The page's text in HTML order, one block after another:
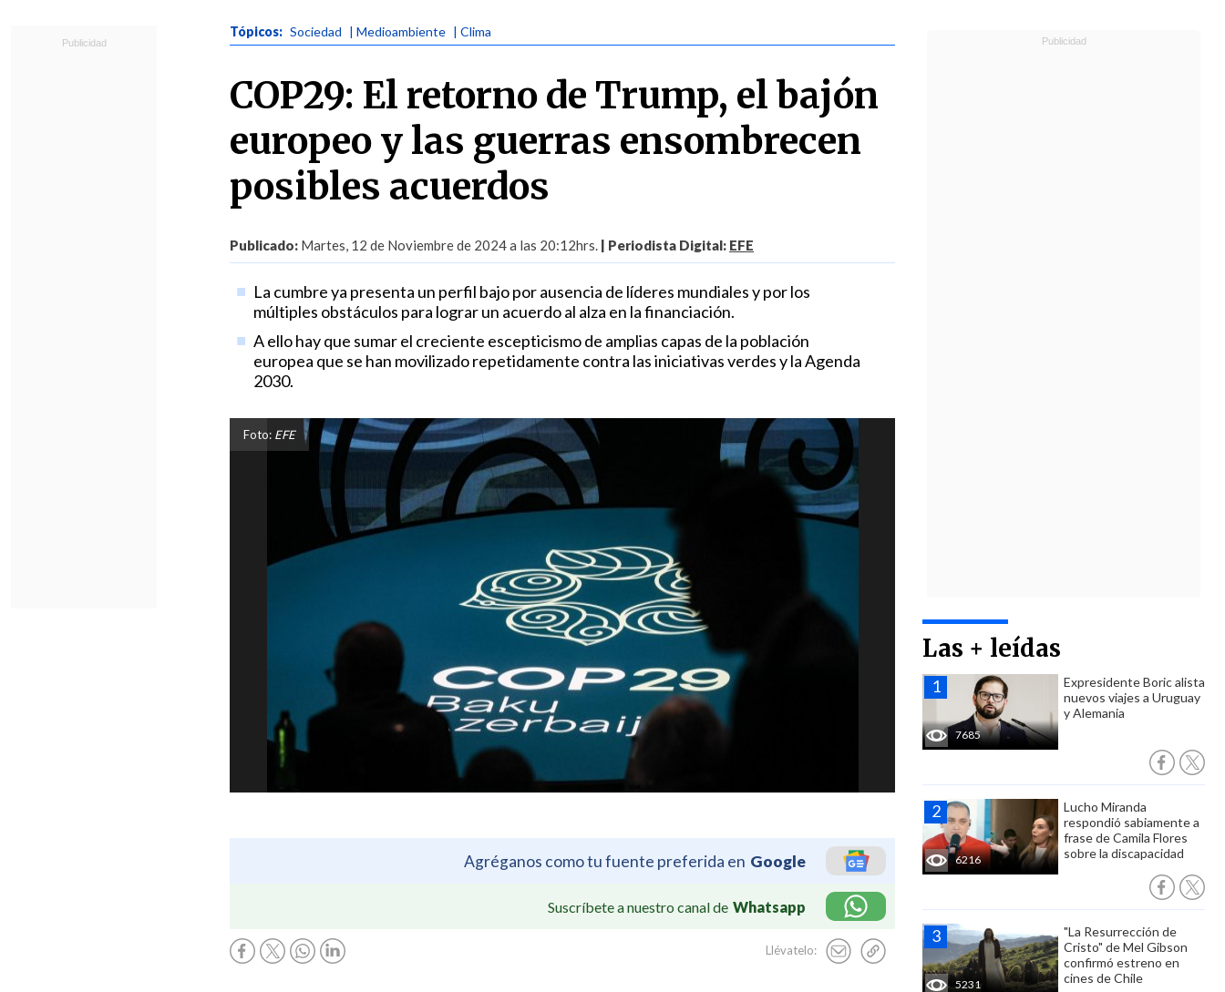
Tópicos: Sociedad | Medioambiente | Clima
COP29: El retorno de Trump, el bajón
europeo y las guerras ensombrecen
posibles acuerdos
Publicado: Martes, 12 de Noviembre de 2024 a las 20:12hrs. | Periodista Digital: EFE
La cumbre ya presenta un perfil bajo por ausencia de líderes mundiales y por los
múltiples obstáculos para lograr un acuerdo al alza en la financiación.
A ello hay que sumar el creciente escepticismo de amplias capas de la población
europea que se han movilizado repetidamente contra las iniciativas verdes y la Agenda
2030.
Foto: EFE
Agréganos como tu fuente preferida en Google
Suscríbete a nuestro canal de Whatsapp
Llévatelo:
Las + leídas
7685
Expresidente Boric alista
nuevos viajes a Uruguay
y Alemania
6216
Lucho Miranda
respondió sabiamente a
frase de Camila Flores
sobre la discapacidad
5231
"La Resurrección de
Cristo" de Mel Gibson
confirmó estreno en
cines de Chile